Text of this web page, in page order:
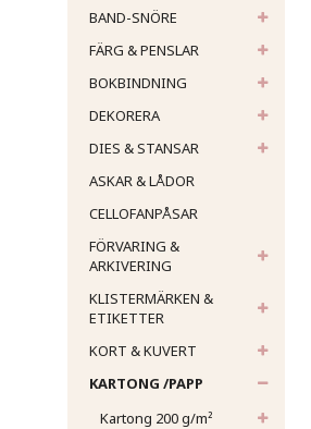
BAND-SNÖRE
FÄRG & PENSLAR
BOKBINDNING
DEKORERA
DIES & STANSAR
ASKAR & LÅDOR
CELLOFANPÅSAR
FÖRVARING &
ARKIVERING
KLISTERMÄRKEN &
ETIKETTER
KORT & KUVERT
KARTONG /PAPP
Kartong 200 g/m²